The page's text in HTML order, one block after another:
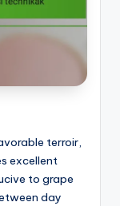
terroir,
excellent
to grape
day